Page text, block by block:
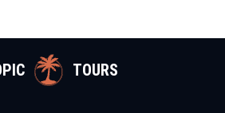
TOURS